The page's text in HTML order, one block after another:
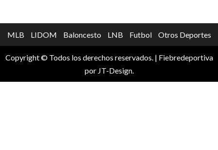
MLB LIDOM Baloncesto LNB Futbol Otros Deportes
Copyright © Todos los derechos reservados. | Fiebredeportiva
por JT-Design.